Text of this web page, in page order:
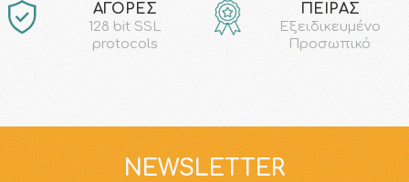
ΑΓΟΡΕΣ
128 bit SSL
protocols
ΠΕΙΡΑΣ
Εξειδικευμένο
Προσωπικό
NEWSLETTER